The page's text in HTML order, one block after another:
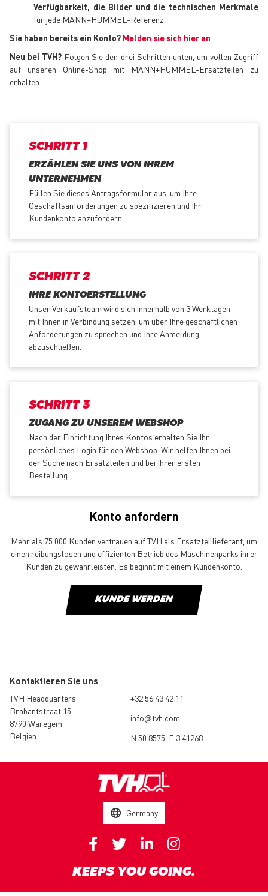
Verfügbarkeit, die Bilder und die technischen Merkmale
für jede MANN+HUMMEL-Referenz.
Sie haben bereits ein Konto? Melden sie sich hier an
Neu bei TVH? Folgen Sie den drei Schritten unten, um vollen Zugriff
auf unseren Online-Shop mit MANN+HUMMEL-Ersatzteilen zu
erhalten.
SCHRITT 1
ERZÄHLEN SIE UNS VON IHREM
UNTERNEHMEN
Füllen Sie dieses Antragsformular aus, um Ihre
Geschäftsanforderungen zu spezifizieren und Ihr
Kundenkonto anzufordern.
SCHRITT 2
IHRE KONTOERSTELLUNG
Unser Verkaufsteam wird sich innerhalb von 3 Werktagen
mit Ihnen in Verbindung setzen, um über Ihre geschäftlichen
Anforderungen zu sprechen und Ihre Anmeldung
abzuschließen.
SCHRITT 3
ZUGANG ZU UNSEREM WEBSHOP
Nach der Einrichtung Ihres Kontos erhalten Sie Ihr
persönliches Login für den Webshop. Wir helfen Ihnen bei
der Suche nach Ersatzteilen und bei Ihrer ersten
Bestellung.
Konto anfordern
Mehr als 75 000 Kunden vertrauen auf TVH als Ersatzteillieferant, um
einen reibungslosen und effizienten Betrieb des Maschinenparks ihrer
Kunden zu gewährleisten. Es beginnt mit einem Kundenkonto.
KUNDE WERDEN
Kontaktieren Sie uns
TVH Headquarters
Brabantstraat 15
8790 Waregem
Belgien
+32 56 43 42 11
info@tvh.com
N 50.8575, E 3.41268
Germany
KEEPS YOU GOING.